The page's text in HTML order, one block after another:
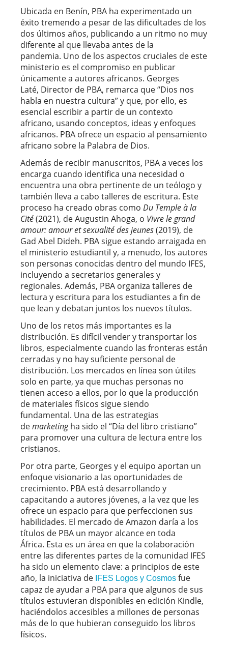
Ubicada en Benín, PBA ha experimentado un
éxito tremendo a pesar de las dificultades de los
dos últimos años, publicando a un ritmo no muy
diferente al que llevaba antes de la
pandemia. Uno de los aspectos cruciales de este
ministerio es el compromiso en publicar
únicamente a autores africanos. Georges
Laté, Director de PBA, remarca que “Dios nos
habla en nuestra cultura” y que, por ello, es
esencial escribir a partir de un contexto
africano, usando conceptos, ideas y enfoques
africanos. PBA ofrece un espacio al pensamiento
africano sobre la Palabra de Dios.
Además de recibir manuscritos, PBA a veces los
encarga cuando identifica una necesidad o
encuentra una obra pertinente de un teólogo y
también lleva a cabo talleres de escritura. Este
proceso ha creado obras como Du Temple à la
Cité(2021), de Augustin Ahoga, o Vivre le grand
amour: amour et sexualité des jeunes(2019), de
Gad Abel Dideh. PBA sigue estando arraigada en
el ministerio estudiantil y, a menudo, los autores
son personas conocidas dentro del mundo IFES,
incluyendo a secretarios generales y
regionales. Además, PBA organiza talleres de
lectura y escritura para los estudiantes a fin de
que lean y debatan juntos los nuevos títulos.
Uno de los retos más importantes es la
distribución. Es difícil vender y transportar los
libros, especialmente cuando las fronteras están
cerradas y no hay suficiente personal de
distribución. Los mercados en línea son útiles
solo en parte, ya que muchas personas no
tienen acceso a ellos, por lo que la producción
de materiales físicos sigue siendo
fundamental. Una de las estrategias
demarketingha sido el “Día del libro cristiano”
para promover una cultura de lectura entre los
cristianos.
Por otra parte, Georges y el equipo aportan un
enfoque visionario a las oportunidades de
crecimiento. PBA está desarrollando y
capacitando a autores jóvenes, a la vez que les
ofrece un espacio para que perfeccionen sus
habilidades. El mercado de Amazon daría a los
títulos de PBA un mayor alcance en toda
África. Esta es un área en que la colaboración
entre las diferentes partes de la comunidad IFES
ha sido un elemento clave: a principios de este
año, la iniciativa de IFES Logos y Cosmos fue
capaz de ayudar a PBA para que algunos de sus
títulos estuvieran disponibles en edición Kindle,
haciéndolos accesibles a millones de personas
más de lo que hubieran conseguido los libros
físicos.